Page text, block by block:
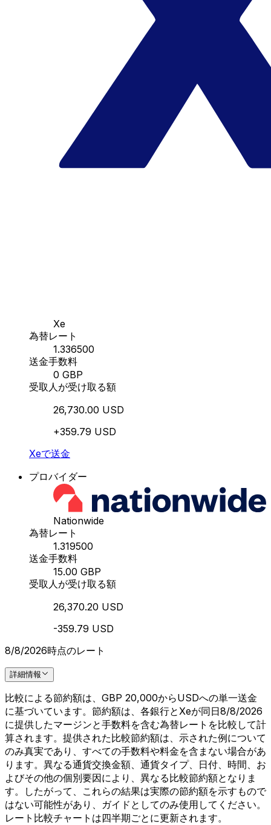
Xe
為替レート
1.336500
送金手数料
0 GBP
受取人が受け取る額
26,730.00 USD
+359.79 USD
Xeで送金
プロバイダー
Nationwide
為替レート
1.319500
送金手数料
15.00 GBP
受取人が受け取る額
26,370.20 USD
-359.79 USD
8/8/2026時点のレート
詳細情報
比較による節約額は、GBP 20,000からUSDへの単一送金
に基づいています。節約額は、各銀行とXeが同日8/8/2026
に提供したマージンと手数料を含む為替レートを比較して計
算されます。提供された比較節約額は、示された例について
のみ真実であり、すべての手数料や料金を含まない場合があ
ります。異なる通貨交換金額、通貨タイプ、日付、時間、お
よびその他の個別要因により、異なる比較節約額となりま
す。したがって、これらの結果は実際の節約額を示すもので
はない可能性があり、ガイドとしてのみ使用してください。
レート比較チャートは四半期ごとに更新されます。